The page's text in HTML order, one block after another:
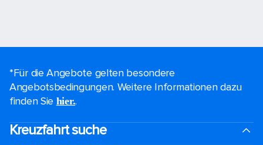
*Für die Angebote gelten besondere
Angebotsbedingungen. Weitere Informationen dazu
finden Sie hier..
Kreuzfahrt suche